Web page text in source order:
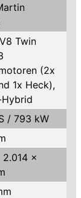
Twin
(2x
1x Heck),
/ 793 kW
x